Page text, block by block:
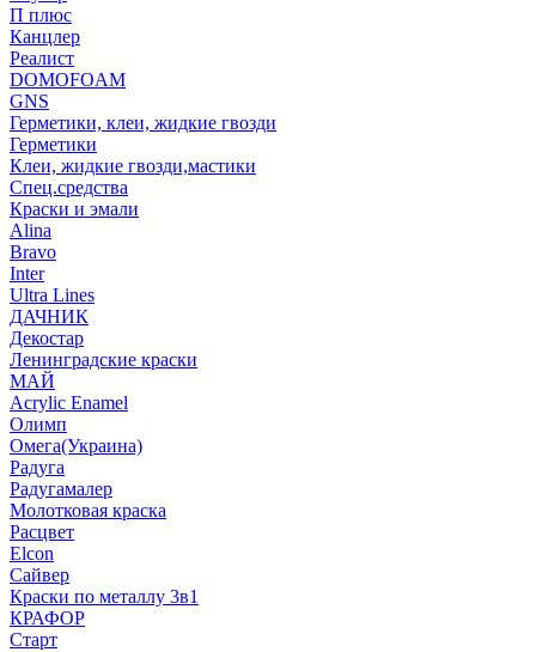
П плюс
Канцлер
Реалист
DOMOFOAM
GNS
Герметики, клеи, жидкие гвозди
Герметики
Клеи, жидкие гвозди,мастики
Спец.средства
Краски и эмали
Alina
Bravo
Inter
Ultra Lines
ДАЧНИК
Декостар
Ленинградские краски
МАЙ
Acrylic Enamel
Олимп
Омега(Украина)
Радуга
Радугамалер
Молотковая краска
Расцвет
Elcon
Сайвер
Краски по металлу 3в1
КРАФОР
Старт